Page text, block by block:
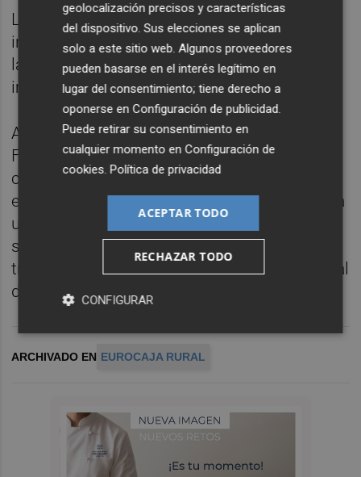
La Banda Primitiva de Paiporta es una
institución con un fuerte arraigo cultural en
la localidad, y su recuperación es un paso
importante hacia la normalidad.
A través de las 'Ayudas Sociales Dana', la
Fundación Eurocaja Rural reafirma su
compromiso con las personas, y las
entidades sociales, en este caso apoyando a
una entidad que no solo enseña música,
sino que construye comunidad, preserva la
tradición y mantiene viva la identidad cultural
de Paiporta.
ARCHIVADO EN EUROCAJA RURAL
geolocalización precisos y características
del dispositivo. Sus elecciones se aplican
solo a este sitio web. Algunos proveedores
pueden basarse en el interés legítimo en
lugar del consentimiento; tiene derecho a
oponerse enConfiguración de publicidad.
Puede retirar su consentimiento en
cualquier momento enConfiguración de
cookies.Política de privacidad
ACEPTAR TODO
RECHAZAR TODO
CONFIGURAR